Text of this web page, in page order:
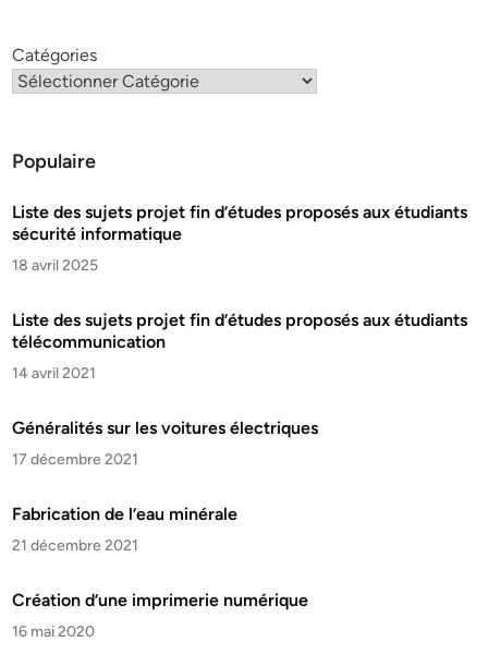
Catégories
Populaire
Liste des sujets projet fin d’études proposés aux étudiants
sécurité informatique
18 avril 2025
Liste des sujets projet fin d’études proposés aux étudiants
télécommunication
14 avril 2021
Généralités sur les voitures électriques
17 décembre 2021
Fabrication de l’eau minérale
21 décembre 2021
Création d’une imprimerie numérique
16 mai 2020